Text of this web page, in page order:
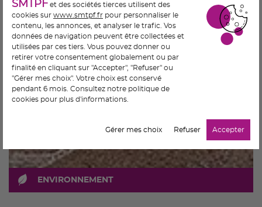
VOIR LE DÉTAIL
ENVIRONNEMENT
SMTPF et des sociétés tierces utilisent des
cookies sur www.smtpf.fr pour personnaliser le
contenu, les annonces, et analyser le trafic. Vos
données de navigation peuvent être collectées et
utilisées par ces tiers. Vous pouvez donner ou
retirer votre consentement globalement ou par
finalité en cliquant sur "Accepter", "Refuser" ou
"Gérer mes choix". Votre choix est conservé
pendant 6 mois. Consultez notre politique de
cookies pour plus d'informations.
Accepter
Refuser
Gérer mes choix